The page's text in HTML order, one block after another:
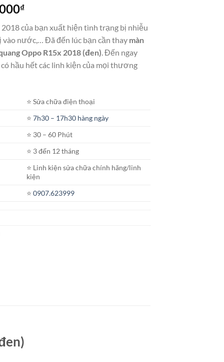
₫Khoảng
từ
1.650.000₫
đến
2.400.000₫
của bạn xuất hiện tình trạng bị nhiễu
vào nước,… Đã đến lúc bạn cần thay màn
Oppo R15x 2018 (đen) . Đến ngay
hầu hết các linh kiện của mọi thương
⭐️ Sửa chữa điện thoại
⭐️7h30 – 17h30 hàng ngày
⭐️ 30 – 60 Phút
⭐️ 3 đến 12 tháng
⭐️ Linh kiện sửa chữa chính hãng/linh
kiện
⭐️0907.623999